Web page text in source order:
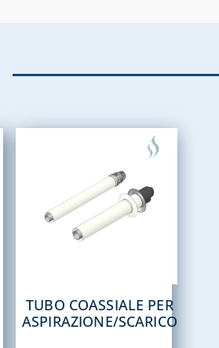
TUBO COASSIALE PER
ASPIRAZIONE/SCARICO